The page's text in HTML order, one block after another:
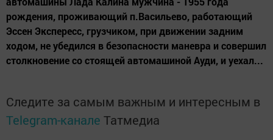
рождения, проживающий п.Васильево, работающий
Эссен Экспересс, грузчиком, при движении задним
ходом, не убедился в безопасности маневра и совершил
столкновение со стоящей автомашиной Ауди, и уехал...
Следите за самым важным и интересным в
Telegram-канале Татмедиа